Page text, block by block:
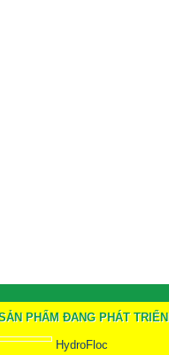
PHẨM ĐANG PHÁT TRIỂN
HydroFloc